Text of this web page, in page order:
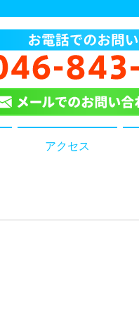
アクセス